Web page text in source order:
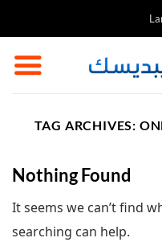
to
content
TAG ARCHIVES:
Nothing Found
It seems we can’t find
searching can help.